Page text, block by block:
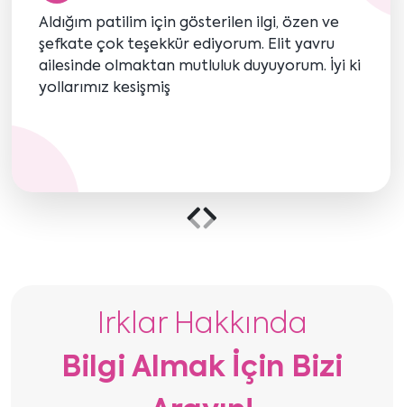
Aldığım patilim için gösterilen ilgi, özen ve
şefkate çok teşekkür ediyorum. Elit yavru
ailesinde olmaktan mutluluk duyuyorum. İyi ki
yollarımız kesişmiş
Önceki
göster
göster
Irklar Hakkında
Bilgi Almak İçin Bizi